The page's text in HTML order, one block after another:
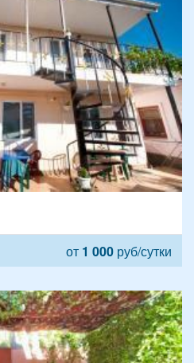
от 1 000 руб/сутки